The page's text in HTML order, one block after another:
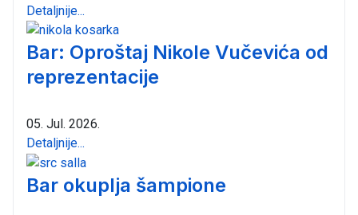
Detaljnije...
Bar: Oproštaj Nikole Vučevića od
reprezentacije
05. Jul. 2026.
Detaljnije...
Bar okuplja šampione